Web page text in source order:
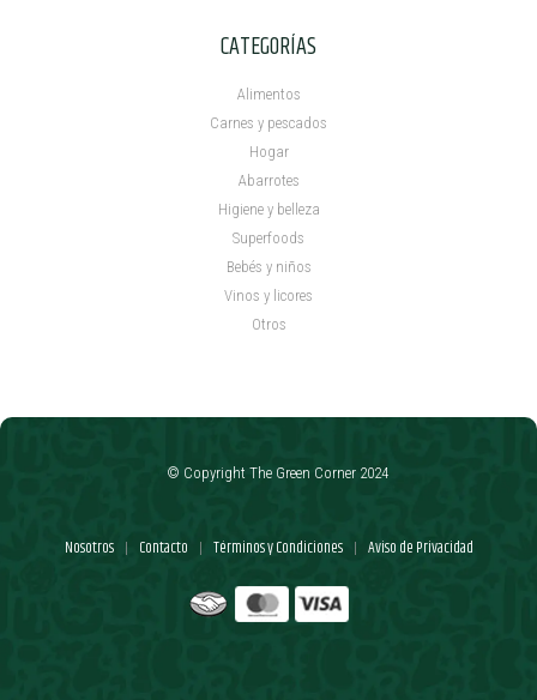
CATEGORÍAS
Alimentos
Carnes y pescados
Hogar
Abarrotes
Higiene y belleza
Superfoods
Bebés y niños
Vinos y licores
Otros
Nosotros | Contacto | Términos y Condiciones | Aviso de Privacidad
© Copyright The Green Corner 2024